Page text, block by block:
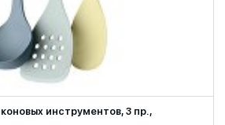
инструментов, 3 пр.,